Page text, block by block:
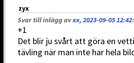
zyx
Svar till inlägg avxx, 2023-09-05 12:42:
+1
Det blir ju svårt att göra en
tävling när man inte har hela